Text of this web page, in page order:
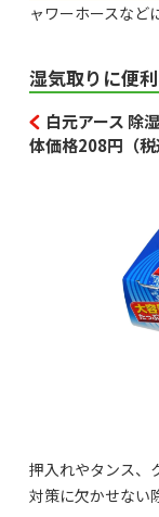
ャワーホースなど
湿気取りに便
白元アース 除
体価格208円（税
押入れやタンス、
対策に欠かせない